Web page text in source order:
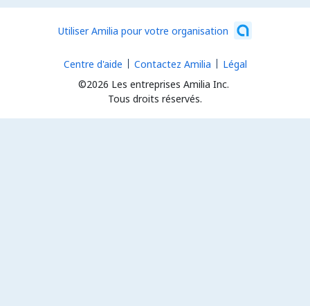
Utiliser Amilia pour votre organisation
©2026 Les entreprises Amilia Inc.
Tous droits réservés.
Centre d'aide Contactez Amilia Légal